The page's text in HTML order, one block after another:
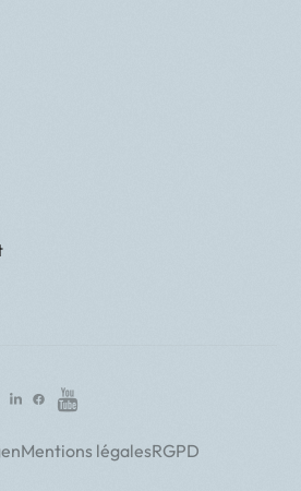
Mentions légalesRGPD